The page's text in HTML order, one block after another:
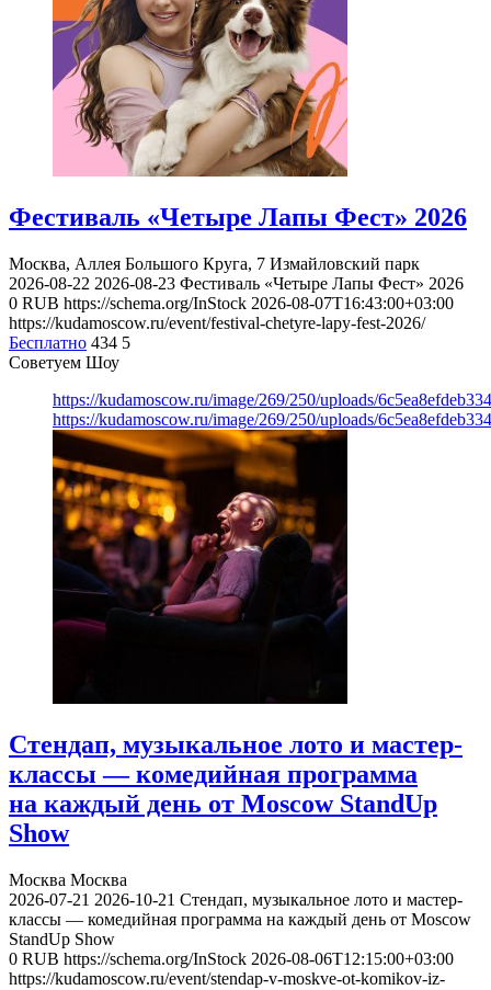
Фестиваль «Четыре Лапы Фест» 2026
Москва, Аллея Большого Круга, 7 Измайловский парк
2026-08-22 2026-08-23 Фестиваль «Четыре Лапы Фест» 2026
0 RUB https://schema.org/InStock 2026-08-07T16:43:00+03:00
https://kudamoscow.ru/event/festival-chetyre-lapy-fest-2026/
Бесплатно 434 5
Советуем Шоу
https://kudamoscow.ru/image/269/250/uploads/
https://kudamoscow.ru/image/269/250/uploads/
Стендап, музыкальное лото и мастер-
классы — комедийная программа
на каждый день от Moscow StandUp
Show
Москва Москва
2026-07-21 2026-10-21 Стендап, музыкальное лото и мастер-
классы — комедийная программа на каждый день от Moscow
StandUp Show
0 RUB https://schema.org/InStock 2026-08-06T12:15:00+03:00
https://kudamoscow.ru/event/stendap-v-moskve-ot-komikov-iz-